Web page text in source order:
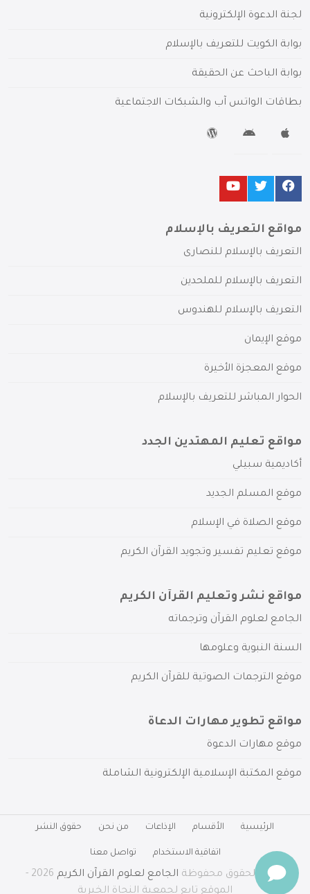
لجنة الدعوة الإلكترونية
بوابة الكويت للتعريف بالإسلام
بوابة الباحث عن الحقيقة
بطاقات الواتس آب والشبكات الاجتماعية
مواقع التعريف بالإسلام
التعريف بالإسلام للنصارى
التعريف بالإسلام للملحدين
التعريف بالإسلام للهندوس
موقع الإيمان
موقع المعجزة الأخيرة
الحوار المباشر للتعريف بالإسلام
مواقع تعليم المهتدين الجدد
أكاديمية سبيلي
موقع المسلم الجديد
موقع الصلاة في الإسلام
موقع تعليم تفسير وتجويد القرآن الكريم
مواقع نشر وتعليم القرآن الكريم
الجامع لعلوم القرآن وترجماته
السنة النبوية وعلومها
موقع الترجمات الصوتية للقرآن الكريم
مواقع تطوير مهارات الدعاة
موقع مهارات الدعوة
موقع المكتبة الإسلامية الإلكترونية الشاملة
الرئيسية الأقسام الإذاعات من نحن حقوق النشر
اتفاقية الاستخدام تواصل معنا
جميع الحقوق محفوظة الجامع لعلوم القرآن الكريم
2026 -
الموقع تابع لجمعية النجاة الخيرية